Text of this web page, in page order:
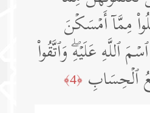
مِمَّاۤ أَمۡسَكۡنَ
ٱللَّهِ عَلَیۡهِۖ وَٱتَّقُوا۟
ٱلۡحِسَابِ ﴿4﴾